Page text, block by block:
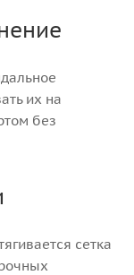
их на
без
сетка